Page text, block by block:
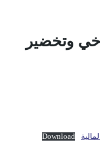
وتخضير
Download